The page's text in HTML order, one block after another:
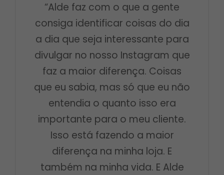
“Alde faz com o que a gente
consiga identificar coisas do dia
a dia que seja interessante para
divulgar no nosso Instagram que
faz a maior diferença. Coisas
que eu sabia, mas só que eu não
entendia o quanto isso era
importante para o meu cliente.
Isso está fazendo a maior
diferença na minha loja. E
também na minha vida. E Alde